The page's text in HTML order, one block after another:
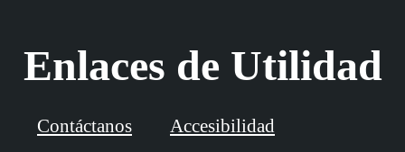
Enlaces de Utilidad
Contáctanos Accesibilidad